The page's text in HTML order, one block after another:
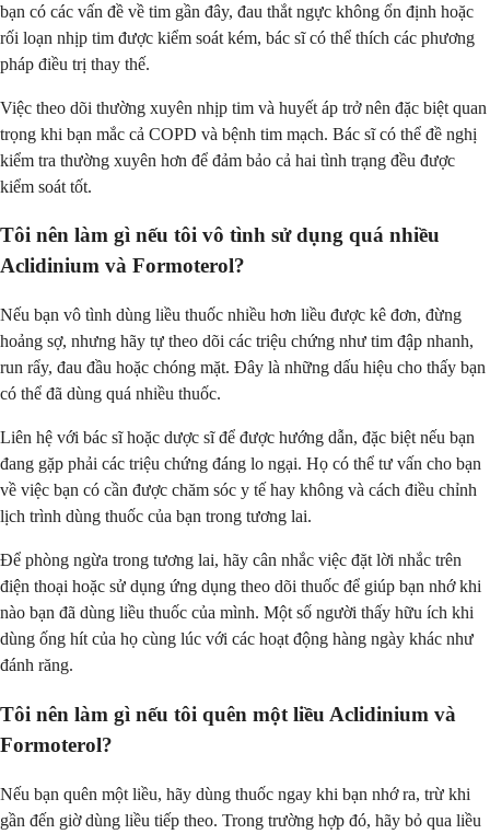
bạn có các vấn đề về tim gần đây, đau thắt ngực không ổn định hoặc
rối loạn nhịp tim được kiểm soát kém, bác sĩ có thể thích các phương
pháp điều trị thay thế.
Việc theo dõi thường xuyên nhịp tim và huyết áp trở nên đặc biệt quan
trọng khi bạn mắc cả COPD và bệnh tim mạch. Bác sĩ có thể đề nghị
kiểm tra thường xuyên hơn để đảm bảo cả hai tình trạng đều được
kiểm soát tốt.
Tôi nên làm gì nếu tôi vô tình sử dụng quá nhiều
Aclidinium và Formoterol?
Nếu bạn vô tình dùng liều thuốc nhiều hơn liều được kê đơn, đừng
hoảng sợ, nhưng hãy tự theo dõi các triệu chứng như tim đập nhanh,
run rẩy, đau đầu hoặc chóng mặt. Đây là những dấu hiệu cho thấy bạn
có thể đã dùng quá nhiều thuốc.
Liên hệ với bác sĩ hoặc dược sĩ để được hướng dẫn, đặc biệt nếu bạn
đang gặp phải các triệu chứng đáng lo ngại. Họ có thể tư vấn cho bạn
về việc bạn có cần được chăm sóc y tế hay không và cách điều chỉnh
lịch trình dùng thuốc của bạn trong tương lai.
Để phòng ngừa trong tương lai, hãy cân nhắc việc đặt lời nhắc trên
điện thoại hoặc sử dụng ứng dụng theo dõi thuốc để giúp bạn nhớ khi
nào bạn đã dùng liều thuốc của mình. Một số người thấy hữu ích khi
dùng ống hít của họ cùng lúc với các hoạt động hàng ngày khác như
đánh răng.
Tôi nên làm gì nếu tôi quên một liều Aclidinium và
Formoterol?
Nếu bạn quên một liều, hãy dùng thuốc ngay khi bạn nhớ ra, trừ khi
gần đến giờ dùng liều tiếp theo. Trong trường hợp đó, hãy bỏ qua liều